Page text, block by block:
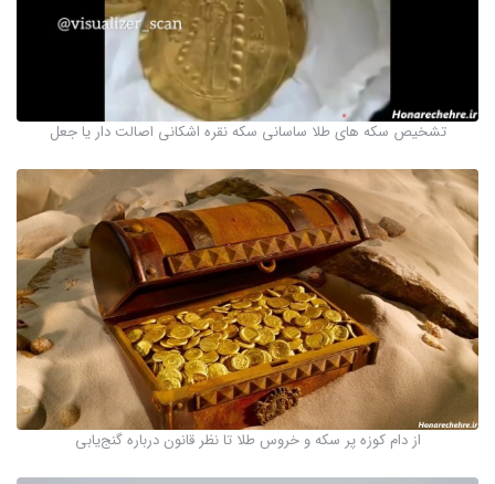
تشخیص سکه های طلا ساسانی سکه نقره اشکانی اصالت دار یا جعل
از دام کوزه پر سکه و خروس طلا تا نظر قانون درباره گنج‌یابی